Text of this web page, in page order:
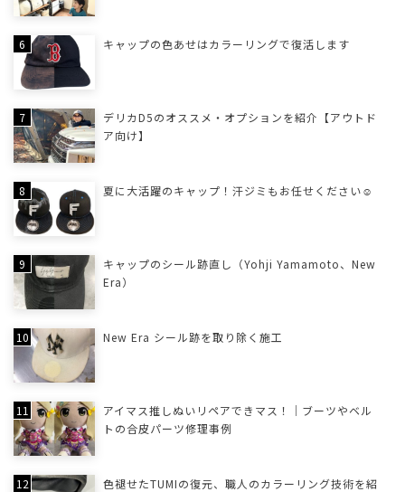
キャップの色あせはカラーリングで復活します
デリカD5のオススメ・オプションを紹介【アウトド
ア向け】
夏に大活躍のキャップ！汗ジミもお任せください☺
キャップのシール跡直し（Yohji Yamamoto、New
Era）
New Era シール跡を取り除く施工
アイマス推しぬいリペアできマス！｜ブーツやベル
トの合皮パーツ修理事例
色褪せたTUMIの復元、職人のカラーリング技術を紹